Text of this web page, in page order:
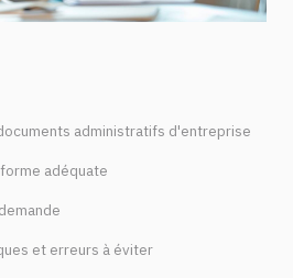
administratifs d'entreprise
adéquate
et erreurs à éviter